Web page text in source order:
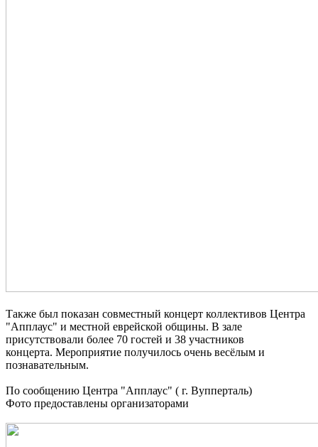
Также был показан совместный концерт коллективов Центра
"Апплаус" и местной еврейской общины. В зале
присутствовали более 70 гостей и 38 участников
концерта. Мероприятие получилось очень весёлым и
познавательным.
По сообщению Центра "Апплаус" ( г. Вупперталь)
Фото предоставлены организаторами